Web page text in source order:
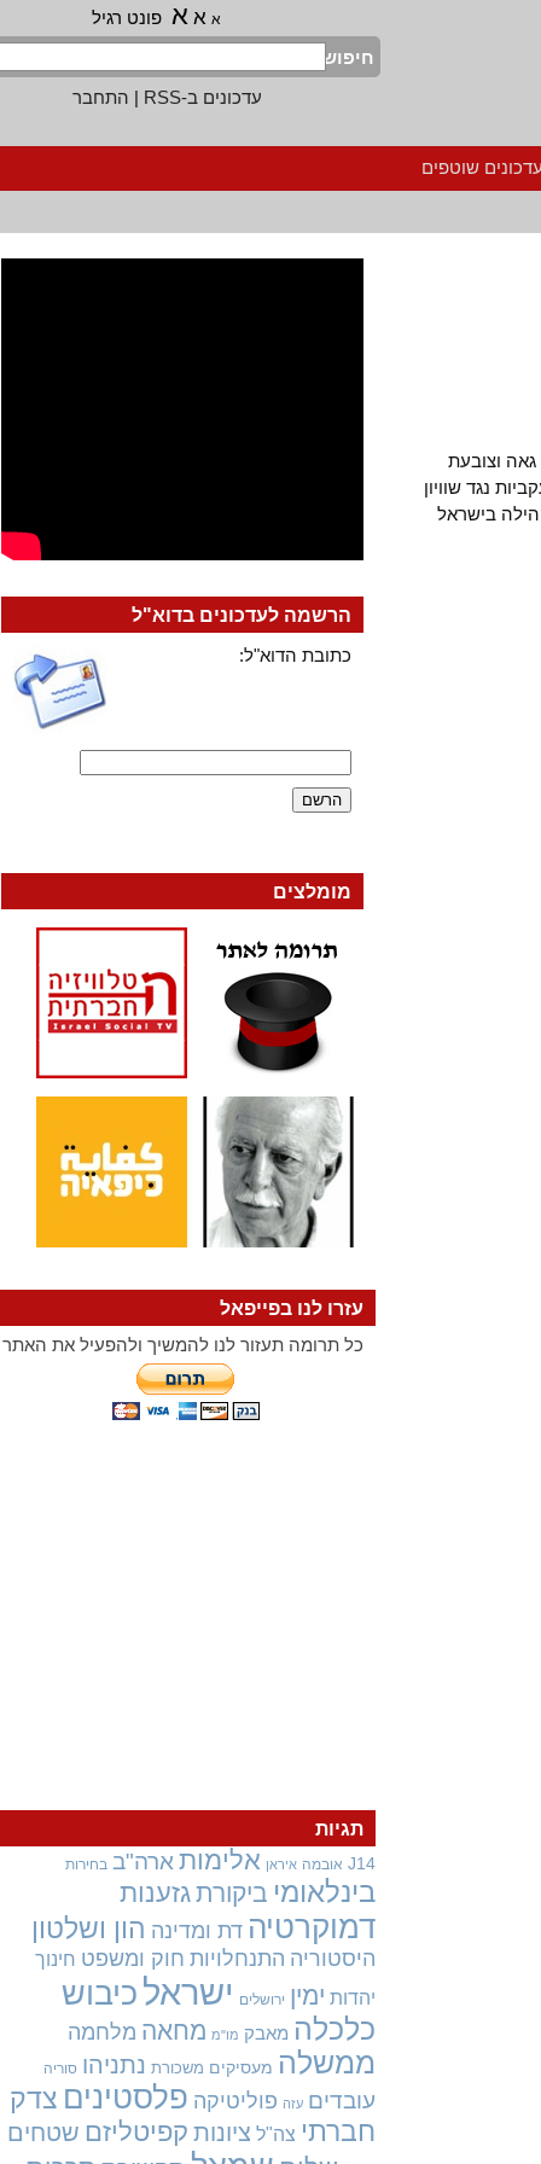
א א פונט רגיל
חיפוש
עדכונים ב-RSS
|התחבר
שוטפים
וצובעת
נגד שוויון
בישראל
הרשמה לעדכונים בדוא"ל
כתובת הדוא"ל:
מומלצים
עזרו לנו בפייפאל
כל תרומה תעזור לנו להמשיך ולהפעיל את האתר
תגיות
J14 אובמה איראן אלימות ארה"ב בחירות
בינלאומיביקורתגזענות
דמוקרטיה דת ומדינההון ושלטון
היסטוריה התנחלויות חוק ומשפט חינוך
יהדות ימין ירושלים ישראלכיבוש
כלכלה מאבק מו"מ מחאהמלחמה
ממשלה מעסיקים משכורת נתניהו סוריה
עובדים עזה פוליטיקה פלסטיניםצדק
חברתי צה"ל ציונותקפיטליזםשטחים